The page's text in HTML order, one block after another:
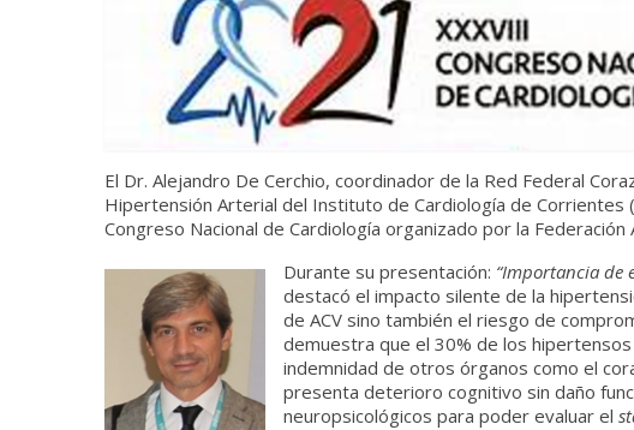
El Dr. Alejandro De Cerchio, coordinador de la Red Federal
Hipertensión Arterial del Instituto de Cardiología de Corrientes
Congreso Nacional de Cardiología organizado por la Federación
Durante su presentación: “Importancia de
destacó el impacto silente de la
de ACV sino también el riesgo de
demuestra que el 30% de los
indemnidad de otros órganos como el
presenta deterioro cognitivo sin daño
neuropsicológicos para poder evaluar el